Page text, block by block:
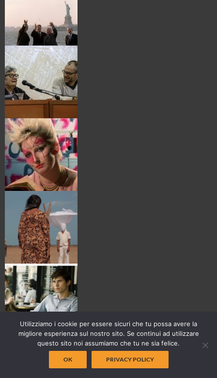
Utilizziamo i cookie per essere sicuri che tu possa avere la
migliore esperienza sul nostro sito. Se continui ad utilizzare
questo sito noi assumiamo che tu ne sia felice.
OK PRIVACY POLICY